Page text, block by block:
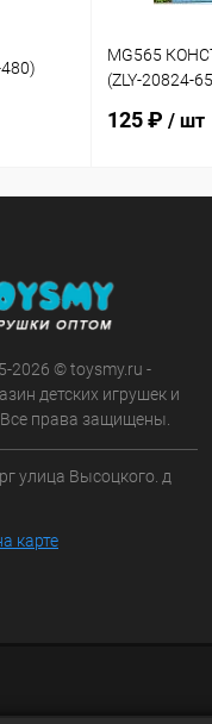
MG565
(ZLY-20824-
125 ₽ / шт
2026 © toysmy.ru -
детских игрушек и
права защищены.
улица Высоцкого. д
карте